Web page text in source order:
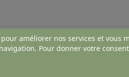
améliorer nos services et vous
Pour donner votre